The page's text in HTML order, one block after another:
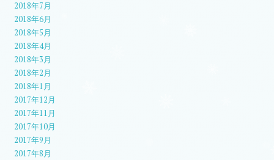
2018年7月
2018年6月
2018年5月
2018年4月
2018年3月
2018年2月
2018年1月
2017年12月
2017年11月
2017年10月
2017年9月
2017年8月